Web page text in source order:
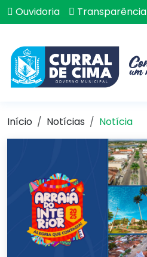
Ouvidoria Transparência
Início Notícias Notícia